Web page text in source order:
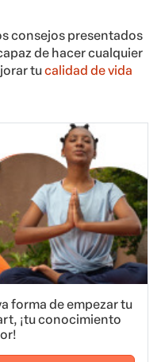
consejos presentados
de hacer cualquier
tucalidad de vida
forma de empezar tu
¡tu conocimiento